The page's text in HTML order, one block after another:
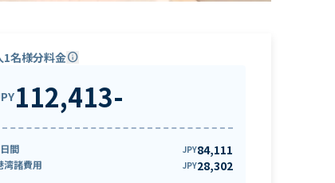
1名様分料金info
112,413-
間 JPY84,111
湾諸費用 JPY28,302